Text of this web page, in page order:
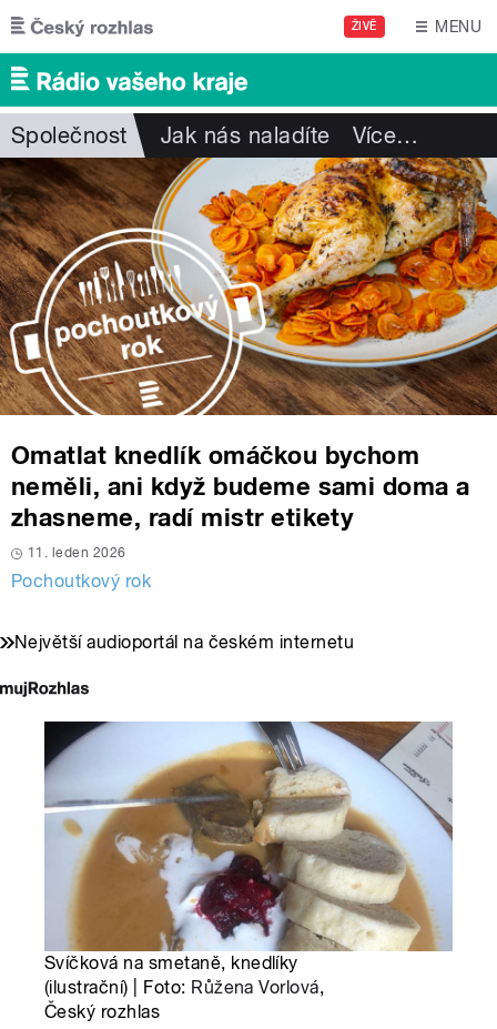
Přejít k hlavnímu obsahu
ŽIVĚ MENU
Společnost Jak nás naladíte Více…
Omatlat knedlík omáčkou bychom
neměli, ani když budeme sami doma a
zhasneme, radí mistr etikety
11. leden 2026
Pochoutkový rok
Největší audioportál na českém internetu
Svíčková na smetaně, knedlíky
(ilustrační) | Foto: Růžena Vorlová,
Český rozhlas